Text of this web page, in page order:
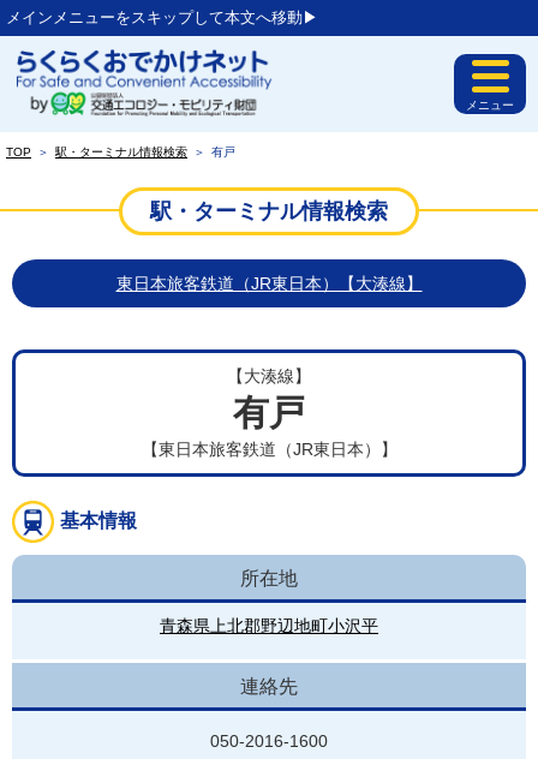
メインメニューをスキップして本文へ移動▶︎
メニュー
TOP ＞ 駅・ターミナル情報検索 ＞ 有戸
駅・ターミナル情報検索
東日本旅客鉄道（JR東日本）【大湊線】
【大湊線】
有戸
【東日本旅客鉄道（JR東日本）】
基本情報
所在地
青森県上北郡野辺地町小沢平
連絡先
050-2016-1600